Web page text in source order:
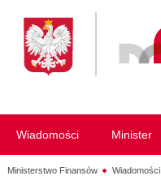
Wiadomości Minister
Ministerstwo Finansów Wiadomości